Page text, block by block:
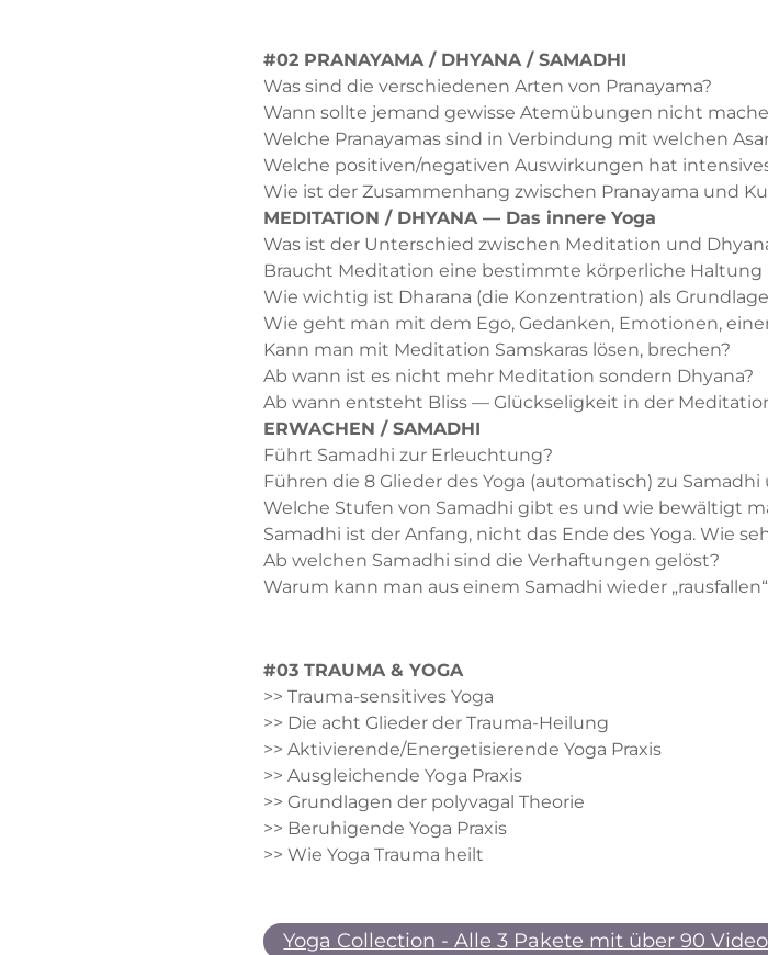
#02 PRANAYAMA / DHYANA / SAMADHI
Was sind die verschiedenen Arten von Pranayama?
Wann sollte jemand gewisse Atemübungen nicht
Welche Pranayamas sind in Verbindung mit welchen
Welche positiven/negativen Auswirkungen hat
Wie ist der Zusammenhang zwischen Pranayama und
MEDITATION / DHYANA — Das innere Yoga
Was ist der Unterschied zwischen Meditation und
Braucht Meditation eine bestimmte körperliche
Wie wichtig ist Dharana (die Konzentration) als
Wie geht man mit dem Ego, Gedanken, Emotionen,
Kann man mit Meditation Samskaras lösen, brechen?
Ab wann ist es nicht mehr Meditation sondern Dhyana?
Ab wann entsteht Bliss — Glückseligkeit in der
ERWACHEN / SAMADHI
Führt Samadhi zur Erleuchtung?
Führen die 8 Glieder des Yoga (automatisch) zu
Welche Stufen von Samadhi gibt es und wie bewältigt
Samadhi ist der Anfang, nicht das Ende des Yoga. Wie
Ab welchen Samadhi sind die Verhaftungen gelöst?
Warum kann man aus einem Samadhi wieder
#03 TRAUMA & YOGA
>> Trauma-sensitives Yoga
>> Die acht Glieder der Trauma-Heilung
>> Aktivierende/Energetisierende Yoga Praxis
>> Ausgleichende Yoga Praxis
>> Grundlagen der polyvagal Theorie
>> Beruhigende Yoga Praxis
>> Wie Yoga Trauma heilt
Yoga Collection - Alle 3 Pakete mit über 90